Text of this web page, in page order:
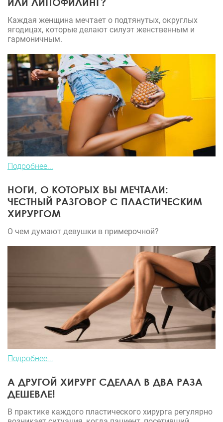
Каждая женщина мечтает о подтянутых, округлых
ягодицах, которые делают силуэт женственным и
гармоничным.
Подробнее...
НОГИ, О КОТОРЫХ ВЫ МЕЧТАЛИ:
ЧЕСТНЫЙ РАЗГОВОР С ПЛАСТИЧЕСКИМ
ХИРУРГОМ
О чем думают девушки в примерочной?
Подробнее...
А ДРУГОЙ ХИРУРГ СДЕЛАЛ В ДВА РАЗА
ДЕШЕВЛЕ!
В практике каждого пластического хирурга регулярно